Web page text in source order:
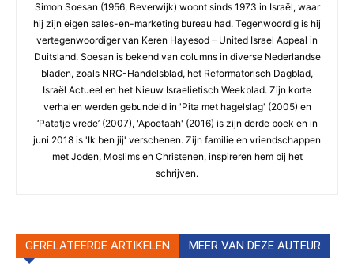
Simon Soesan (1956, Beverwijk) woont sinds 1973 in Israël, waar
hij zijn eigen sales-en-marketing bureau had. Tegenwoordig is hij
vertegenwoordiger van Keren Hayesod – United Israel Appeal in
Duitsland. Soesan is bekend van columns in diverse Nederlandse
bladen, zoals NRC-Handelsblad, het Reformatorisch Dagblad,
Israël Actueel en het Nieuw Israelietisch Weekblad. Zijn korte
verhalen werden gebundeld in 'Pita met hagelslag' (2005) en
‘Patatje vrede’ (2007), 'Apoetaah' (2016) is zijn derde boek en in
juni 2018 is 'Ik ben jij' verschenen. Zijn familie en vriendschappen
met Joden, Moslims en Christenen, inspireren hem bij het
schrijven.
GERELATEERDE ARTIKELEN MEER VAN DEZE AUTEUR